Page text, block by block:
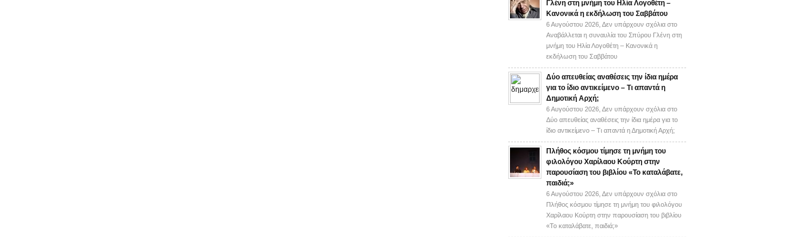
Γλένη στη μνήμη του Ηλία Λογοθέτη –
Κανονικά η εκδήλωση του Σαββάτου
6 Αυγούστου 2026, Δεν υπάρχουν σχόλια στο
Αναβάλλεται η συναυλία του Σπύρου Γλένη στη
μνήμη του Ηλία Λογοθέτη – Κανονικά η
εκδήλωση του Σαββάτου
Δύο απευθείας αναθέσεις την ίδια ημέρα
για το ίδιο αντικείμενο – Τι απαντά η
Δημοτική Αρχή;
6 Αυγούστου 2026, Δεν υπάρχουν σχόλια στο
Δύο απευθείας αναθέσεις την ίδια ημέρα για το
ίδιο αντικείμενο – Τι απαντά η Δημοτική Αρχή;
Πλήθος κόσμου τίμησε τη μνήμη του
φιλολόγου Χαρίλαου Κούρτη στην
παρουσίαση του βιβλίου «Το καταλάβατε,
παιδιά;»
6 Αυγούστου 2026, Δεν υπάρχουν σχόλια στο
Πλήθος κόσμου τίμησε τη μνήμη του φιλολόγου
Χαρίλαου Κούρτη στην παρουσίαση του βιβλίου
«Το καταλάβατε, παιδιά;»